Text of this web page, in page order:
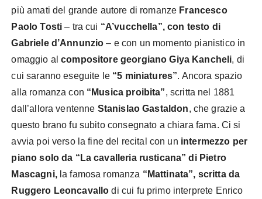
più amati del grande autore di romanze Francesco
Paolo Tosti – tra cui “A’vucchella”, con testo di
Gabriele d’Annunzio – e con un momento pianistico in
omaggio alcompositore georgiano Giya Kancheli, di
cui saranno eseguite le “5 miniatures”. Ancora spazio
alla romanza con “Musica proibita”, scritta nel 1881
dall’allora ventenne Stanislao Gastaldon, che grazie a
questo brano fu subito consegnato a chiara fama. Ci si
avvia poi verso la fine del recital con un intermezzo per
piano solo da “La cavalleria rusticana” di Pietro
Mascagni,la famosa romanza “Mattinata”, scritta da
Ruggero Leoncavallo di cui fu primo interprete Enrico